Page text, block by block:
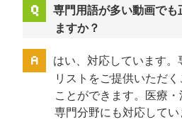
専門用語が多い動画で
ますか？
はい、対応しています
リストをご提供いただ
ことができます。医療
専門分野にも対応してい